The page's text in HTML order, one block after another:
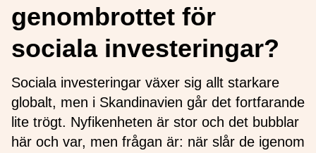
genombrottet för
sociala investeringar?
Sociala investeringar växer sig allt starkare
globalt, men i Skandinavien går det fortfarande
lite trögt. Nyfikenheten är stor och det bubblar
här och var, men frågan är: när slår de igenom